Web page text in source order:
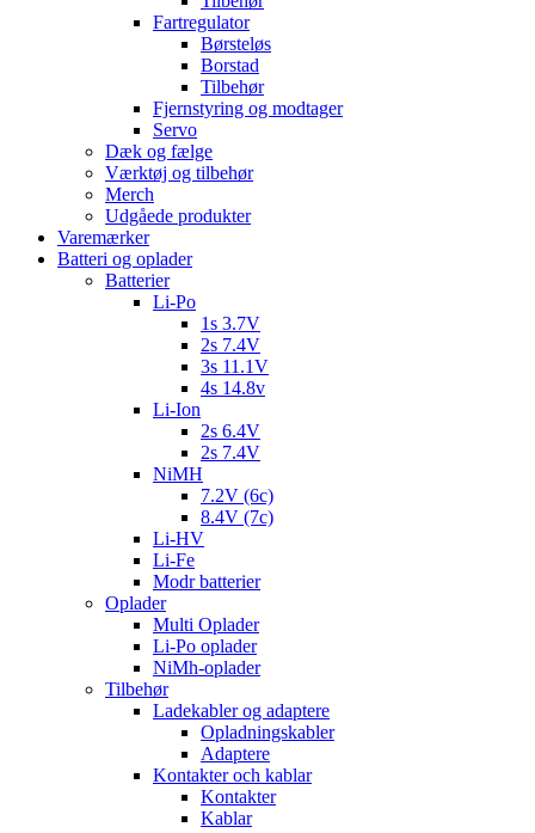
Fartregulator
Børsteløs
Borstad
Tilbehør
Fjernstyring og modtager
Servo
Dæk og fælge
Værktøj og tilbehør
Merch
Udgåede produkter
Varemærker
Batteri og oplader
Batterier
Li-Po
1s 3.7V
2s 7.4V
3s 11.1V
4s 14.8v
Li-Ion
2s 6.4V
2s 7.4V
NiMH
7.2V (6c)
8.4V (7c)
Li-HV
Li-Fe
Modr batterier
Oplader
Multi Oplader
Li-Po oplader
NiMh-oplader
Tilbehør
Ladekabler og adaptere
Opladningskabler
Adaptere
Kontakter och kablar
Kontakter
Kablar